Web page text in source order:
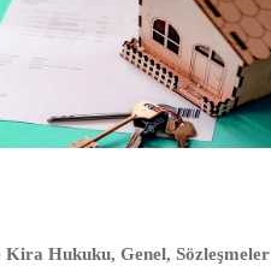
Kira Hukuku, Genel,